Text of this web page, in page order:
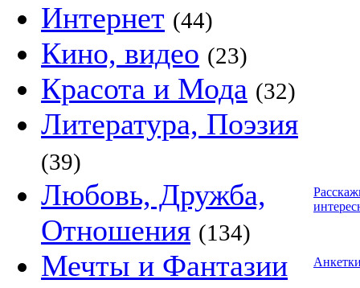
Интернет (44)
Кино, видео (23)
Красота и Мода (32)
Литература, Поэзия
(39)
Любовь, Дружба,
Отношения (134)
Мечты и Фантазии